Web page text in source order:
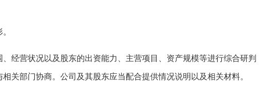
经营状况以及股东的出资能力、主营项目、资产规模等进行综合研判
关部门协商。公司及其股东应当配合提供情况说明以及相关材料。